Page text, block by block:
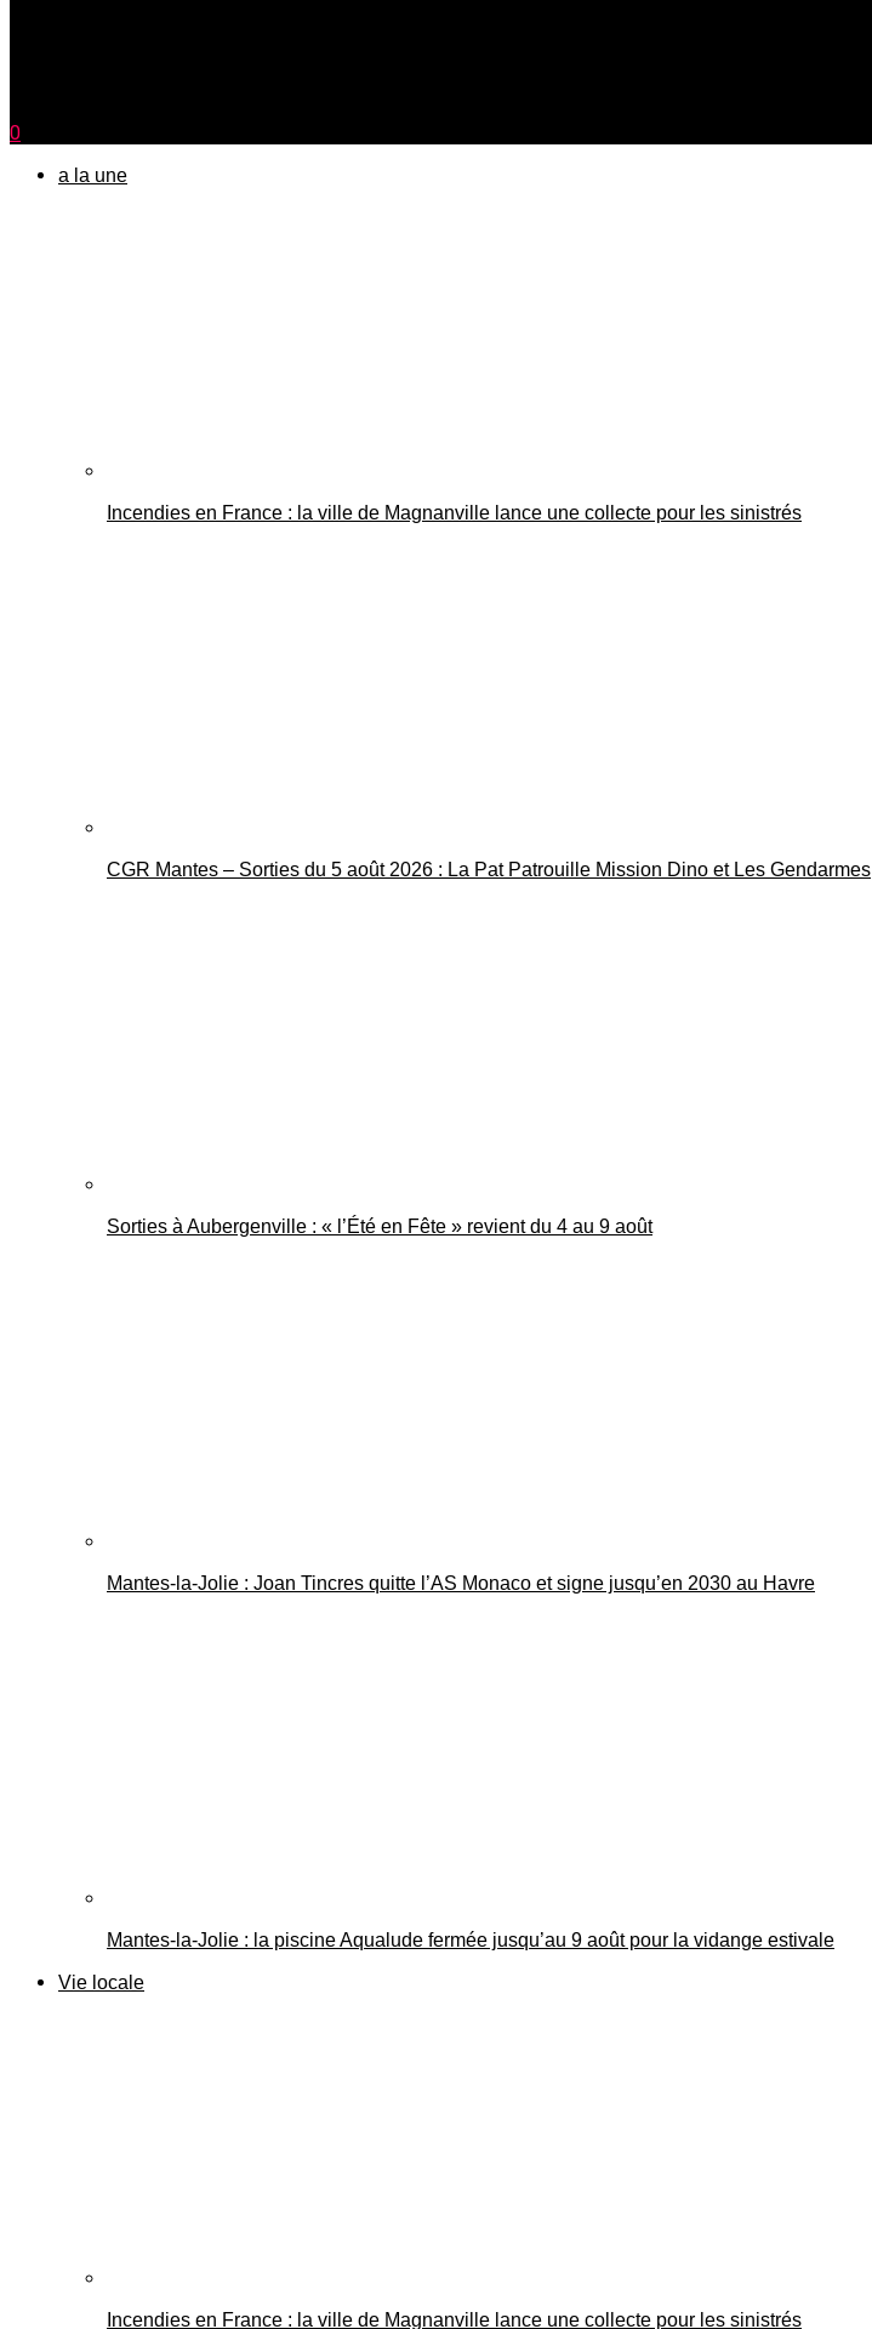
0
a la une
Incendies en France : la ville de Magnanville lance une collecte pour les sinistrés
CGR Mantes – Sorties du 5 août 2026 : La Pat Patrouille Mission Dino et Les Gendarmes
Sorties à Aubergenville : « l’Été en Fête » revient du 4 au 9 août
Mantes-la-Jolie : Joan Tincres quitte l’AS Monaco et signe jusqu’en 2030 au Havre
Mantes-la-Jolie : la piscine Aqualude fermée jusqu’au 9 août pour la vidange estivale
Vie locale
Incendies en France : la ville de Magnanville lance une collecte pour les sinistrés